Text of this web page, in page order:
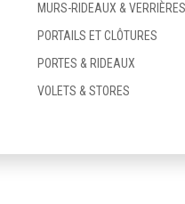
MURS-RIDEAUX & VERRIÈRES
PORTAILS ET CLÔTURES
PORTES & RIDEAUX
VOLETS & STORES